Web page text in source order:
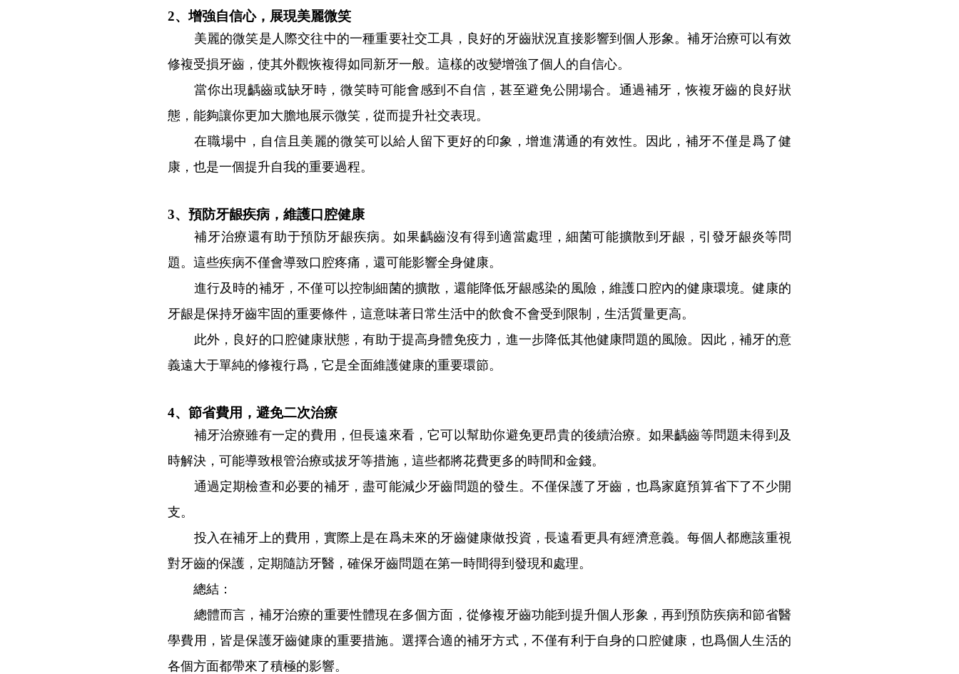
2、增強自信心，展現美麗微笑
美麗的微笑是人際交往中的一種重要社交工具，良好的牙齒狀況直接影響到個人形象。補牙治療可以有效
修複受損牙齒，使其外觀恢複得如同新牙一般。這樣的改變增強了個人的自信心。
當你出現齲齒或缺牙時，微笑時可能會感到不自信，甚至避免公開場合。通過補牙，恢複牙齒的良好狀
態，能夠讓你更加大膽地展示微笑，從而提升社交表現。
在職場中，自信且美麗的微笑可以給人留下更好的印象，增進溝通的有效性。因此，補牙不僅是爲了健
康，也是一個提升自我的重要過程。
3、預防牙龈疾病，維護口腔健康
補牙治療還有助于預防牙龈疾病。如果齲齒沒有得到適當處理，細菌可能擴散到牙龈，引發牙龈炎等問
題。這些疾病不僅會導致口腔疼痛，還可能影響全身健康。
進行及時的補牙，不僅可以控制細菌的擴散，還能降低牙龈感染的風險，維護口腔內的健康環境。健康的
牙龈是保持牙齒牢固的重要條件，這意味著日常生活中的飲食不會受到限制，生活質量更高。
此外，良好的口腔健康狀態，有助于提高身體免疫力，進一步降低其他健康問題的風險。因此，補牙的意
義遠大于單純的修複行爲，它是全面維護健康的重要環節。
4、節省費用，避免二次治療
補牙治療雖有一定的費用，但長遠來看，它可以幫助你避免更昂貴的後續治療。如果齲齒等問題未得到及
時解決，可能導致根管治療或拔牙等措施，這些都將花費更多的時間和金錢。
通過定期檢查和必要的補牙，盡可能減少牙齒問題的發生。不僅保護了牙齒，也爲家庭預算省下了不少開
支。
投入在補牙上的費用，實際上是在爲未來的牙齒健康做投資，長遠看更具有經濟意義。每個人都應該重視
對牙齒的保護，定期隨訪牙醫，確保牙齒問題在第一時間得到發現和處理。
總結：
總體而言，補牙治療的重要性體現在多個方面，從修複牙齒功能到提升個人形象，再到預防疾病和節省醫
學費用，皆是保護牙齒健康的重要措施。選擇合適的補牙方式，不僅有利于自身的口腔健康，也爲個人生活的
各個方面都帶來了積極的影響。